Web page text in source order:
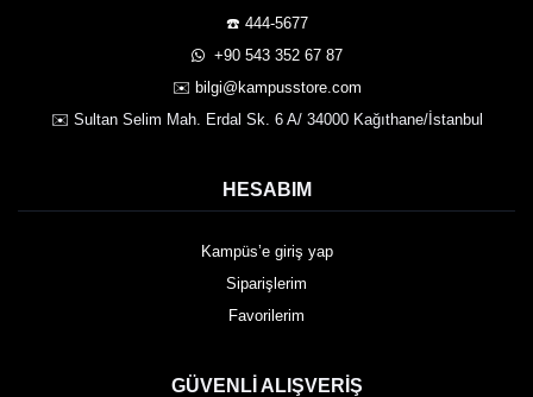
☎️ 444-5677
️ +90 543 352 67 87
✉️ bilgi@kampusstore.com
✉️ Sultan Selim Mah. Erdal Sk. 6 A/ 34000 Kağıthane/İstanbul
HESABIM
Kampüs’e giriş yap
Siparişlerim
Favorilerim
GÜVENLI ALIŞVERIŞ